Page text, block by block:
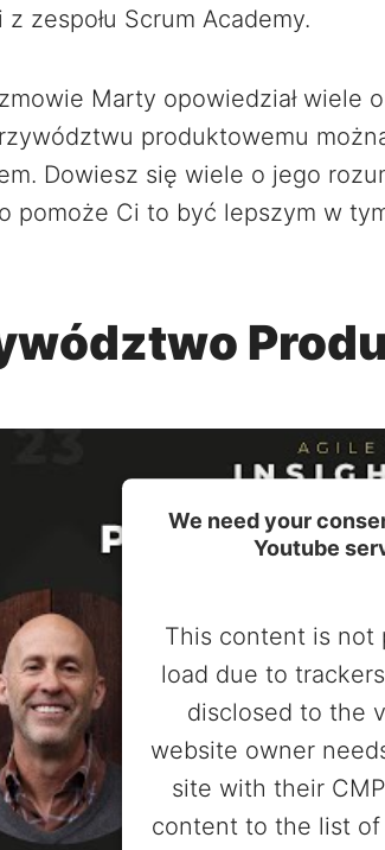
z zespołu Scrum Academy.
Marty opowiedział wiele
produktowemu
Dowiesz się wiele o jego
pomoże Ci to być lepszym w
We need your
Youtube
This content is not
load due to
disclosed to the
website owner
site with their
content to the list